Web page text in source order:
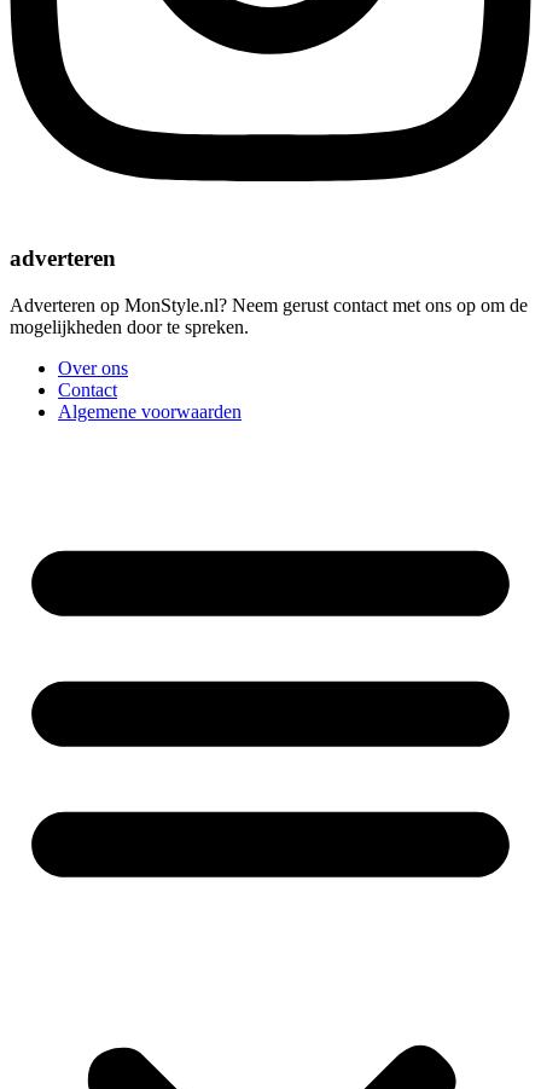
adverteren
Adverteren op MonStyle.nl? Neem gerust contact met ons op om de
mogelijkheden door te spreken.
Over ons
Contact
Algemene voorwaarden